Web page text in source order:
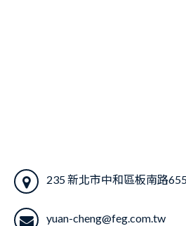
235 新北市中和區板南路
yuan-cheng@feg.com.tw